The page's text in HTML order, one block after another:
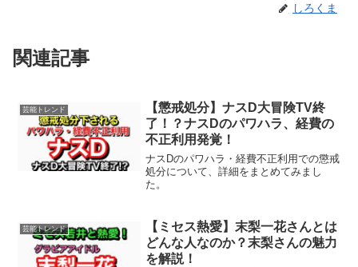
しろくま
関連記事
芸能トレンド
【懲戒処分】ナスD大冒険TV終
了！？ナスDのパワハラ、経費の
不正利用発覚！
ナスDのパワハラ・経費不正利用での懲戒
処分について、詳細をまとめてみまし
た。
芸能トレンド
【ミセス熱愛】末梨一花さんとは
どんな人なのか？末梨さんの魅力
を解説！